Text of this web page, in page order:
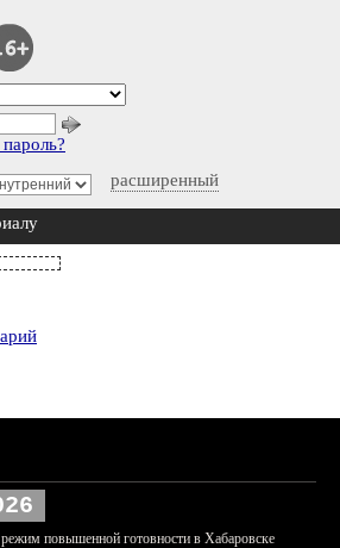
расширенный
повышенной готовности в Хабаровске